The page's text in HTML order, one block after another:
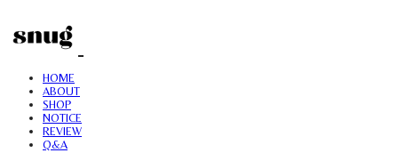
HOME
ABOUT
SHOP
NOTICE
REVIEW
Q&A